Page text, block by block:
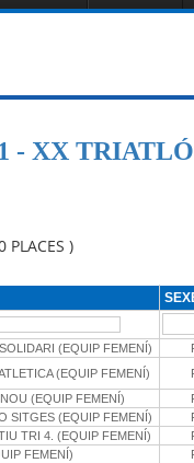
- XX
PLACES )
(EQUIP FEMENÍ)
(EQUIP FEMENÍ)
(EQUIP FEMENÍ)
SITGES (EQUIP FEMENÍ)
TRI 4. (EQUIP FEMENÍ)
FEMENÍ)